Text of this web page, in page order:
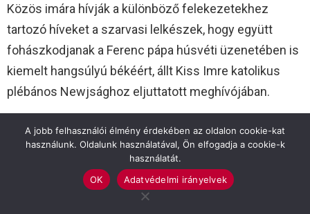
Közös imára hívják a különböző felekezetekhez
tartozó híveket a szarvasi lelkészek, hogy együtt
fohászkodjanak a Ferenc pápa húsvéti üzenetében is
kiemelt hangsúlyú békéért, állt Kiss Imre katolikus
plébános Newjsághoz eljuttatott meghívójában.
A mostani közös imát az Ukrajnában folyó háború
miatt kezdik, “de ez az imádság kiterjed a világon lévő
összes háborús helyzetért, pontosabban a béke
megteremtéséért. A béke Isten ajándéka, ezért kérik
A jobb felhasználói élmény érdekében az oldalon cookie-kat
használunk. Oldalunk használatával, Ön elfogadja a cookie-k
használatát.
OK
Adatvédelmi irányelvek